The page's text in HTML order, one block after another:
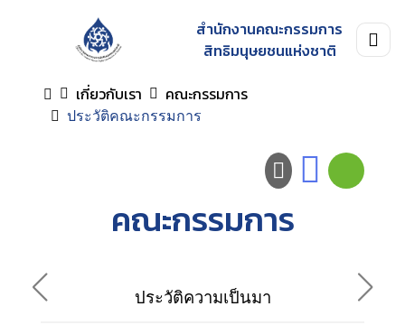
สำนักงานคณะกรรมการ
สิทธิมนุษยชนแห่งชาติ
เกี่ยวกับเรา
คณะกรรมการ
ประวัติคณะกรรมการ
คณะกรรมการ
ประวัติความเป็นมา